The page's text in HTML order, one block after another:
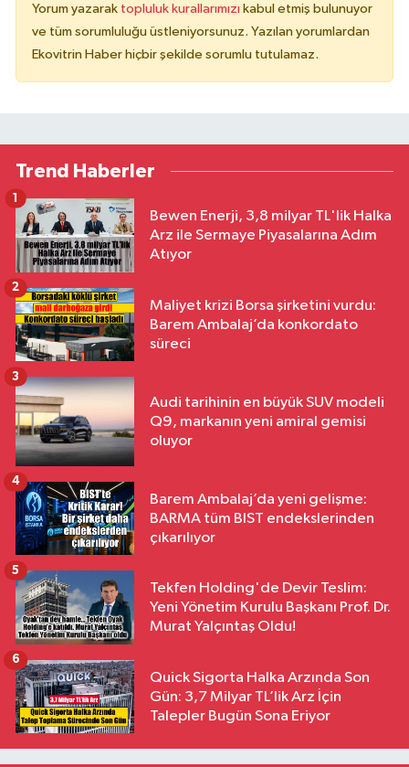
Yorum yazarak topluluk kurallarımızı kabul etmiş bulunuyor
ve tüm sorumluluğu üstleniyorsunuz. Yazılan yorumlardan
Ekovitrin Haber hiçbir şekilde sorumlu tutulamaz.
Trend Haberler
Bewen Enerji, 3,8 milyar TL'lik Halka
Arz ile Sermaye Piyasalarına Adım
Atıyor
1
Maliyet krizi Borsa şirketini vurdu:
Barem Ambalaj’da konkordato
süreci
2
Audi tarihinin en büyük SUV modeli
Q9, markanın yeni amiral gemisi
oluyor
3
Barem Ambalaj’da yeni gelişme:
BARMA tüm BIST endekslerinden
çıkarılıyor
4
Tekfen Holding'de Devir Teslim:
Yeni Yönetim Kurulu Başkanı Prof. Dr.
Murat Yalçıntaş Oldu!
5
Quick Sigorta Halka Arzında Son
Gün: 3,7 Milyar TL’lik Arz İçin
Talepler Bugün Sona Eriyor
6